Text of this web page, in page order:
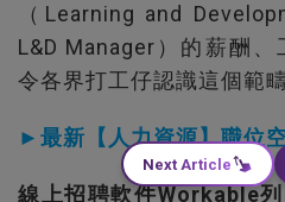
（Learning and
L&D Manager）的薪酬、
令各界打工仔認識這個範
►最新【人力資源】職位
線上招聘軟件Workable
Next Article